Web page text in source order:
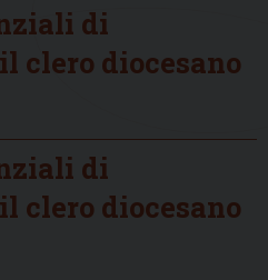
di
clero diocesano
di
clero diocesano